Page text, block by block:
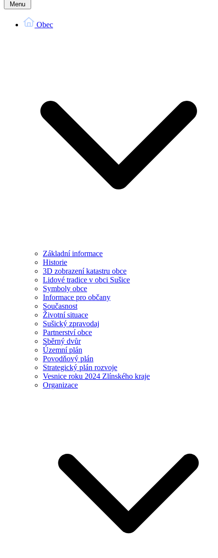
Menu
Obec
Základní informace
Historie
3D zobrazení katastru obce
Lidové tradice v obci Sušice
Symboly obce
Informace pro občany
Současnost
Životní situace
Sušický zpravodaj
Partnerství obce
Sběrný dvůr
Územní plán
Povodňový plán
Strategický plán rozvoje
Vesnice roku 2024 Zlínského kraje
Organizace